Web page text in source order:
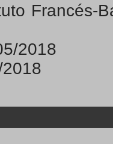
Francés-
2018